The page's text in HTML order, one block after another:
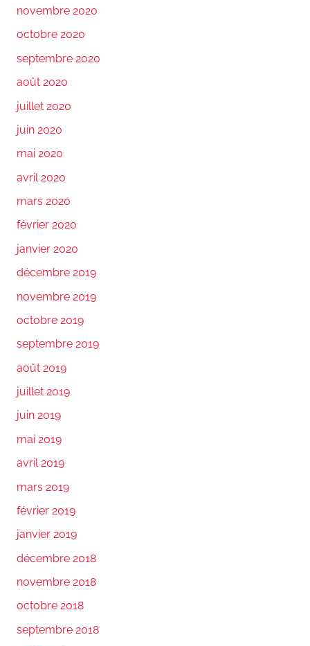
novembre 2020
octobre 2020
septembre 2020
août 2020
juillet 2020
juin 2020
mai 2020
avril 2020
mars 2020
février 2020
janvier 2020
décembre 2019
novembre 2019
octobre 2019
septembre 2019
août 2019
juillet 2019
juin 2019
mai 2019
avril 2019
mars 2019
février 2019
janvier 2019
décembre 2018
novembre 2018
octobre 2018
septembre 2018